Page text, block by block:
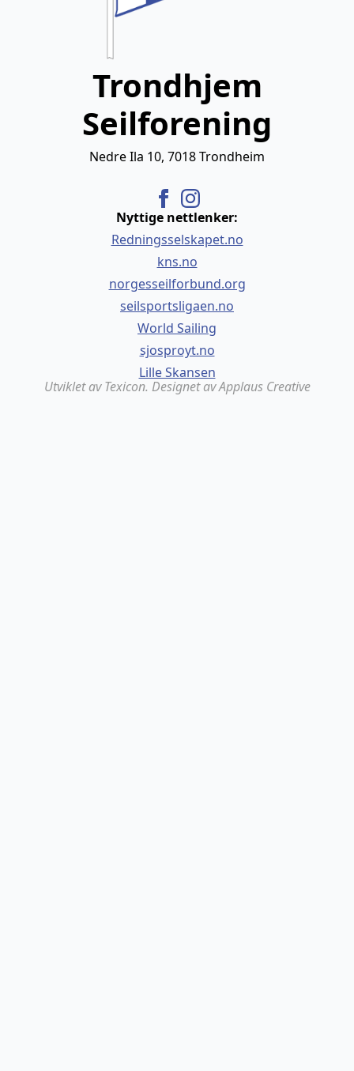
Trondhjem
Seilforening
Nedre Ila 10, 7018 Trondheim
Nyttige nettlenker:
Redningsselskapet.no
kns.no
norgesseilforbund.org
seilsportsligaen.no
World Sailing
sjosproyt.no
Lille Skansen
Utviklet av Texicon. Designet av Applaus Creative